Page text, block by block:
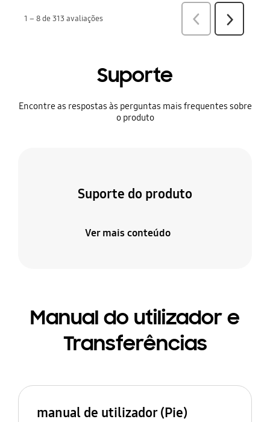
Suporte
Encontre as respostas às perguntas mais frequentes sobre
o produto
Suporte do produto
Ver mais conteúdo
Manual do utilizador e
Transferências
manual de utilizador (Pie)